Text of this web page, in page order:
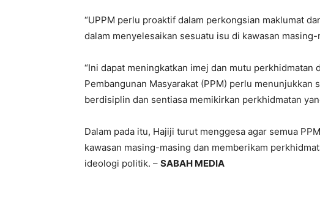
“UPPM perlu proaktif dalam perkongsian maklumat
dalam menyelesaikan sesuatu isu di kawasan masing-
“Ini dapat meningkatkan imej dan mutu perkhidmatan
Pembangunan Masyarakat (PPM) perlu menunjukkan
berdisiplin dan sentiasa memikirkan perkhidmatan
Dalam pada itu, Hajiji turut menggesa agar semua
kawasan masing-masing dan memberikam
ideologi politik. – SABAH MEDIA